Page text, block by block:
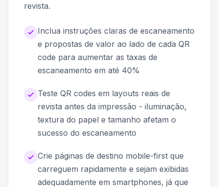
revista.
Inclua instruções claras de escaneamento
e propostas de valor ao lado de cada QR
code para aumentar as taxas de
escaneamento em até 40%
Teste QR codes em layouts reais de
revista antes da impressão - iluminação,
textura do papel e tamanho afetam o
sucesso do escaneamento
Crie páginas de destino mobile-first que
carreguem rapidamente e sejam exibidas
adequadamente em smartphones, já que